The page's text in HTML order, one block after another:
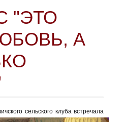
"ЭТО
А
сельского клуба встречала